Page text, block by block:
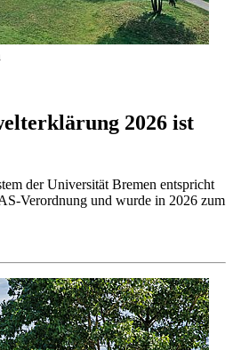
2026 ist
der Universität Bremen entspricht
Verordnung und wurde in 2026 zum